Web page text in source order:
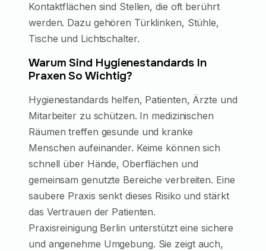
Kontaktflächen sind Stellen, die oft berührt
werden. Dazu gehören Türklinken, Stühle,
Tische und Lichtschalter.
Warum Sind Hygienestandards In
Praxen So Wichtig?
Hygienestandards helfen, Patienten, Ärzte und
Mitarbeiter zu schützen. In medizinischen
Räumen treffen gesunde und kranke
Menschen aufeinander. Keime können sich
schnell über Hände, Oberflächen und
gemeinsam genutzte Bereiche verbreiten. Eine
saubere Praxis senkt dieses Risiko und stärkt
das Vertrauen der Patienten.
Praxisreinigung Berlin unterstützt eine sichere
und angenehme Umgebung. Sie zeigt auch,